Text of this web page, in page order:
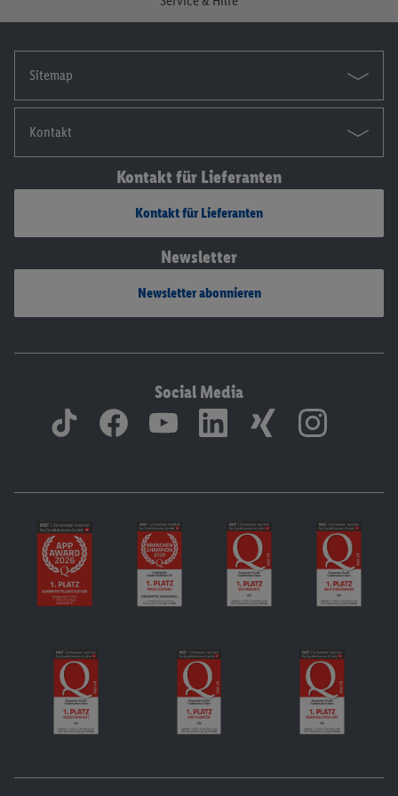
Sitemap
Kontakt
Kontakt für Lieferanten
Kontakt für Lieferanten
Newsletter
Newsletter abonnieren
Social Media